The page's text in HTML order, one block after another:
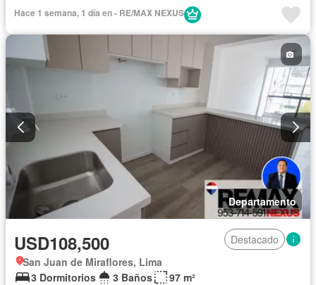
Hace 1 semana, 1 día en - RE/MAX NEXUS
Departamento
USD108,500
Destacado
San Juan de Miraflores, Lima
3 Dormitorios
3 Baños
97 m²